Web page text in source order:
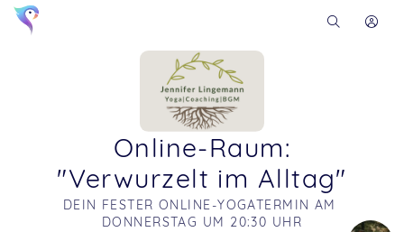
Online-Raum:
"Verwurzelt im Alltag"
DEIN FESTER ONLINE-YOGATERMIN AM
DONNERSTAG UM 20:30 UHR